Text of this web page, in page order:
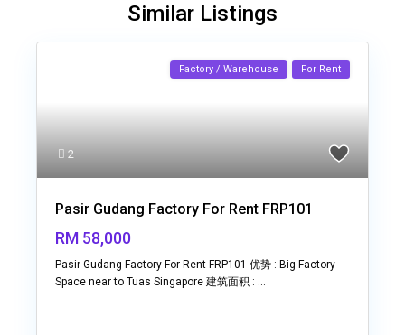
Similar Listings
2
Factory / Warehouse For Rent
Pasir Gudang Factory For Rent FRP101
RM 58,000
Pasir Gudang Factory For Rent FRP101 优势 : Big Factory
Space near to Tuas Singapore 建筑面积 : ...